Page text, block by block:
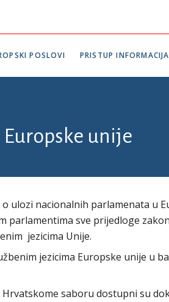
POSLOVI PRISTUP
unije
o ulozi nacionalnih parlamenata u
parlamentima sve prijedloge
jezicima Unije.
jezicima Europske unije u
saboru dostupni su